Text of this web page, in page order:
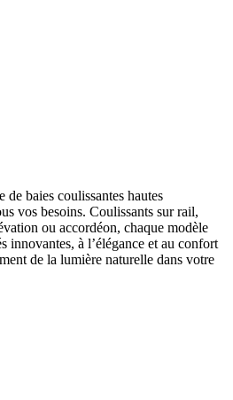
baies coulissantes hautes
vos besoins. Coulissants sur rail,
ou accordéon, chaque modèle
innovantes, à l’élégance et au confort
de la lumière naturelle dans votre